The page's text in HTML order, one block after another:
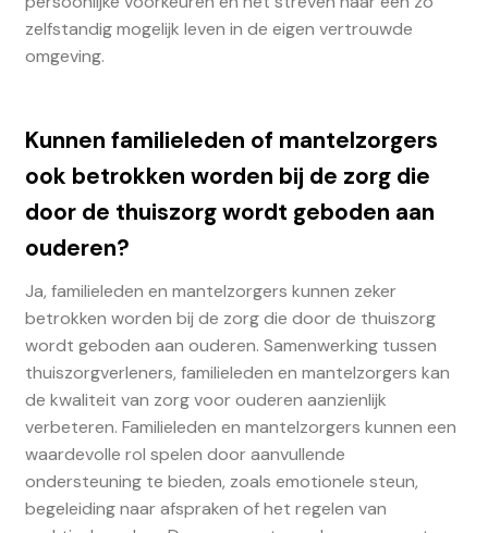
zelfstandig mogelijk leven in de eigen vertrouwde
omgeving.
Kunnen familieleden of mantelzorgers
ook betrokken worden bij de zorg die
door de thuiszorg wordt geboden aan
ouderen?
Ja, familieleden en mantelzorgers kunnen zeker
betrokken worden bij de zorg die door de thuiszorg
wordt geboden aan ouderen. Samenwerking tussen
thuiszorgverleners, familieleden en mantelzorgers kan
de kwaliteit van zorg voor ouderen aanzienlijk
verbeteren. Familieleden en mantelzorgers kunnen een
waardevolle rol spelen door aanvullende
ondersteuning te bieden, zoals emotionele steun,
begeleiding naar afspraken of het regelen van